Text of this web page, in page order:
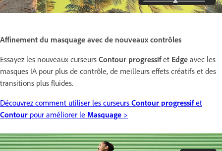
Affinement du masquage avec de nouveaux contrôles
Essayez les nouveaux curseurs Contour progressifet Edge avec les
masques IA pour plus de contrôle, de meilleurs effets créatifs et des
transitions plus fluides.
Découvrez comment utiliser les curseurs Contour progressifet
Contour pour améliorer le Masquage >